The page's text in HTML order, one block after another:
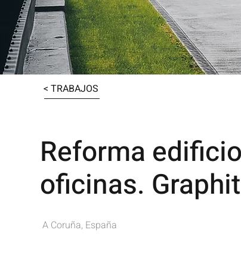
< TRABAJOS
Reforma
oficinas.
A Coruña, España